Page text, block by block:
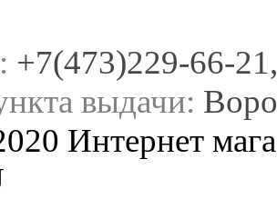
+7(473)229-66-
выдачи:
Интернет